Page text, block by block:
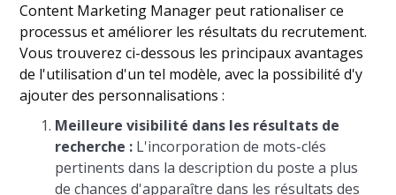
Content Marketing Manager peut rationaliser ce
processus et améliorer les résultats du recrutement.
Vous trouverez ci-dessous les principaux avantages
de l'utilisation d'un tel modèle, avec la possibilité d'y
ajouter des personnalisations :
Meilleure visibilité dans les résultats de
recherche : L'incorporation de mots-clés
pertinents dans la description du poste a plus
de chances d'apparaître dans les résultats des